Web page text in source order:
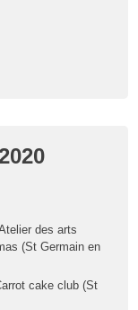
des arts
(St Germain en
cake club (St